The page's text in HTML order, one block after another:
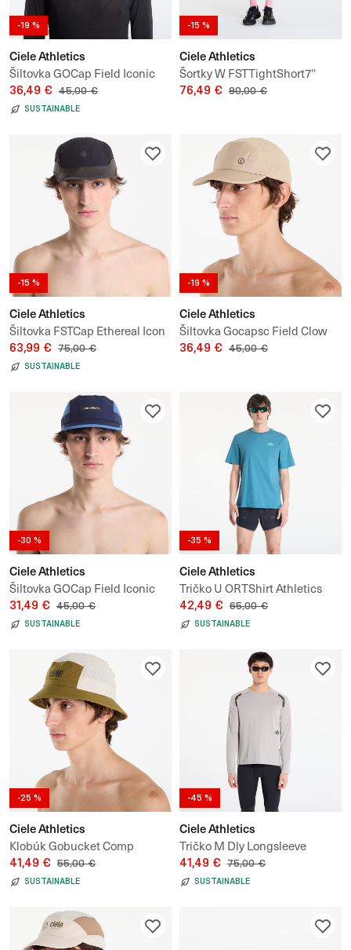
-19 %
Ciele Athletics
Šiltovka GOCap Field Iconic
Bar Andorra
36,49 € 45,00 €
SUSTAINABLE
-15 %
Ciele Athletics
Šortky W FSTTightShort7''
76,49 € 90,00 €
-15 %
Ciele Athletics
Šiltovka FSTCap Ethereal Icon
Circle C
63,99 € 75,00 €
SUSTAINABLE
-19 %
Ciele Athletics
Šiltovka Gocapsc Field Clow
36,49 € 45,00 €
-30 %
Ciele Athletics
Šiltovka GOCap Field Iconic
Bar
31,49 € 45,00 €
SUSTAINABLE
-35 %
Ciele Athletics
Tričko U ORTShirt Athletics
UNISEX
42,49 € 65,00 €
SUSTAINABLE
-25 %
Ciele Athletics
Klobúk Gobucket Comp
Athletics Terrain
41,49 € 55,00 €
SUSTAINABLE
-45 %
Ciele Athletics
Tričko M Dly Longsleeve
41,49 € 75,00 €
SUSTAINABLE